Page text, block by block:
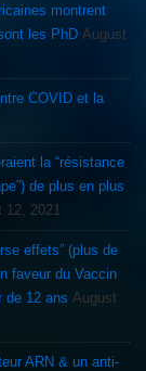
montrent
les PhD August
COVID et la
la “résistance
de plus en plus
12, 2021
effets” (plus de
faveur du Vaccin
de 12 ans August
ARN & un anti-